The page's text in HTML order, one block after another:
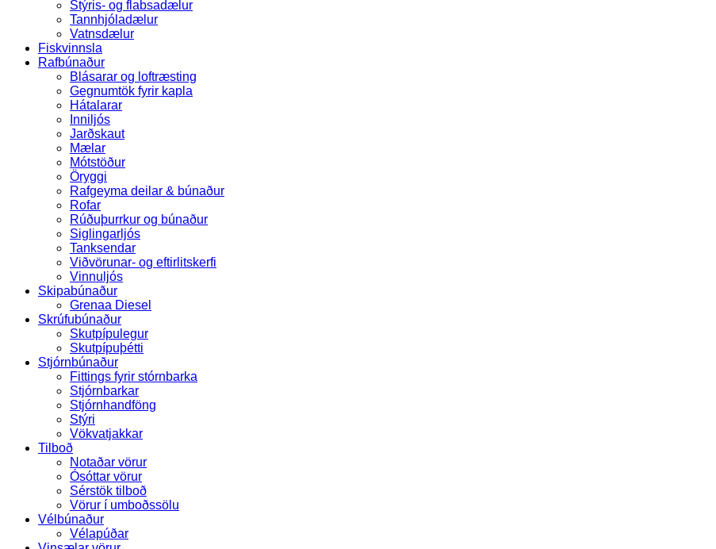
Stýris- og flabsadælur
Tannhjóladælur
Vatnsdælur
Fiskvinnsla
Rafbúnaður
Blásarar og loftræsting
Gegnumtök fyrir kapla
Hátalarar
Inniljós
Jarðskaut
Mælar
Mótstöður
Öryggi
Rafgeyma deilar & búnaður
Rofar
Rúðuþurrkur og búnaður
Siglingarljós
Tanksendar
Viðvörunar- og eftirlitskerfi
Vinnuljós
Skipabúnaður
Grenaa Diesel
Skrúfubúnaður
Skutpípulegur
Skutpípuþétti
Stjórnbúnaður
Fittings fyrir stórnbarka
Stjórnbarkar
Stjórnhandföng
Stýri
Vökvatjakkar
Tilboð
Notaðar vörur
Ósóttar vörur
Sérstök tilboð
Vörur í umboðssölu
Vélbúnaður
Vélapúðar